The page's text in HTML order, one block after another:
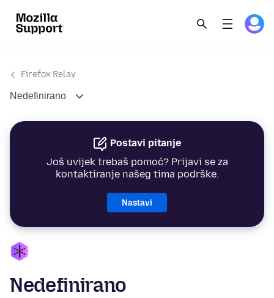
Firefox Relay
Nedefinirano
Postavi pitanje
Još uvijek trebaš pomoć? Prijavi se za
kontaktiranje našeg tima podrške.
Nastavi
Nedefinirano